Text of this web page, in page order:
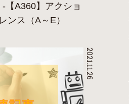
【A360】アクショ
ンス（A～E）
2021.11.26